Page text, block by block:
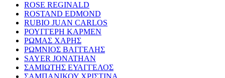
ROSE REGINALD
ROSTAND EDMOND
RUBIO JUAN CARLOS
ΡΟΥΓΓΕΡΗ ΚΑΡΜΕΝ
ΡΩΜΑΣ ΧΑΡΗΣ
ΡΩΜΝΙΟΣ ΒΑΓΓΕΛΗΣ
SAYER JONATHAN
ΣΑΜΙΩΤΗΣ ΕΥΑΓΓΕΛΟΣ
ΣΑΜΠΑΝΙΚΟΥ ΧΡΙΣΤΙΝΑ